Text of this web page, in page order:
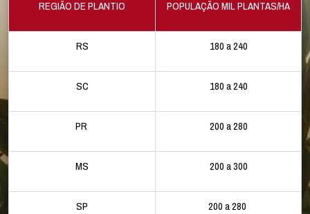
REGIÃO DE PLANTIO POPULAÇÃO MIL PLANTAS/HA
RS 180 a 240
SC 180 a 240
PR 200 a 280
MS 200 a 300
SP 200 a 280